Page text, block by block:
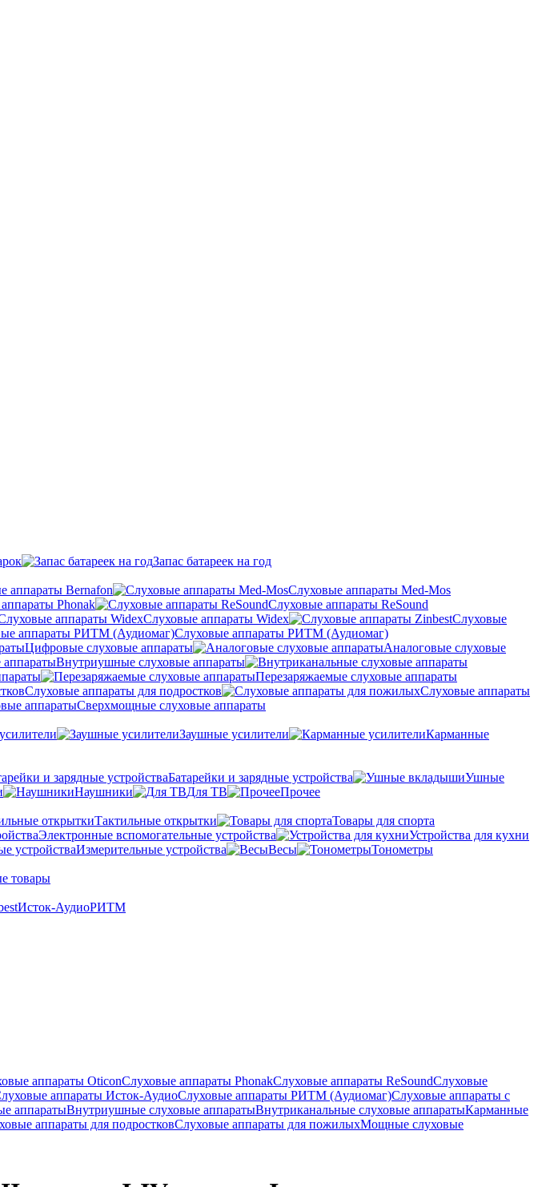
Запас батареек на год
аппараты Bernafon
Слуховые аппараты Med-Mos
Phonak
Слуховые аппараты ReSound
Слуховые аппараты Widex
Слуховые
Слуховые аппараты РИТМ (Аудиомаг)
Цифровые слуховые аппараты
Аналоговые слуховые
Внутриушные слуховые аппараты
Перезаряжаемые слуховые аппараты
Слуховые аппараты для подростков
Слуховые аппараты
Сверхмощные слуховые аппараты
Заушные усилители
Карманные
Батарейки и зарядные устройства
Ушные
Наушники Для ТВ
Прочее
Тактильные открытки
Товары для спорта
Электронные вспомогательные устройства
Устройства для кухни
Измерительные устройства Весы
Тонометры
товары
Исток-АудиоРИТМ
аппараты OticonСлуховые аппараты PhonakСлуховые аппараты ReSoundСлуховые
аппараты Исток-АудиоСлуховые аппараты РИТМ (Аудиомаг)Слуховые аппараты с
аппаратыВнутриушные слуховые аппаратыВнутриканальные слуховые аппаратыКарманные
аппараты для подростковСлуховые аппараты для пожилыхМощные слуховые